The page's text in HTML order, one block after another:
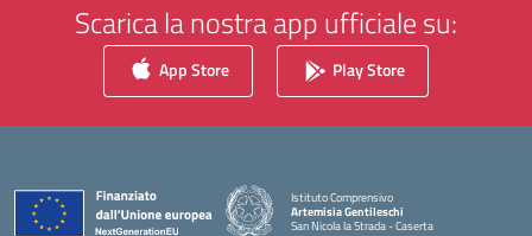
Scarica la nostra app ufficiale su:
App Store Play Store
Istituto Comprensivo
Artemisia Gentileschi
San Nicola la Strada - Caserta